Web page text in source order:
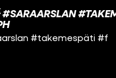
#takemespäti #f